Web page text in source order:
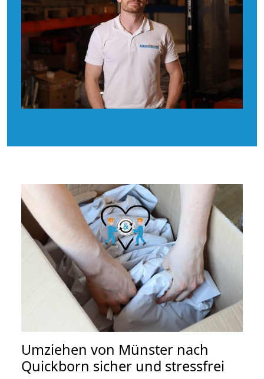
Umziehen von Münster nach
Quickborn sicher und stressfrei